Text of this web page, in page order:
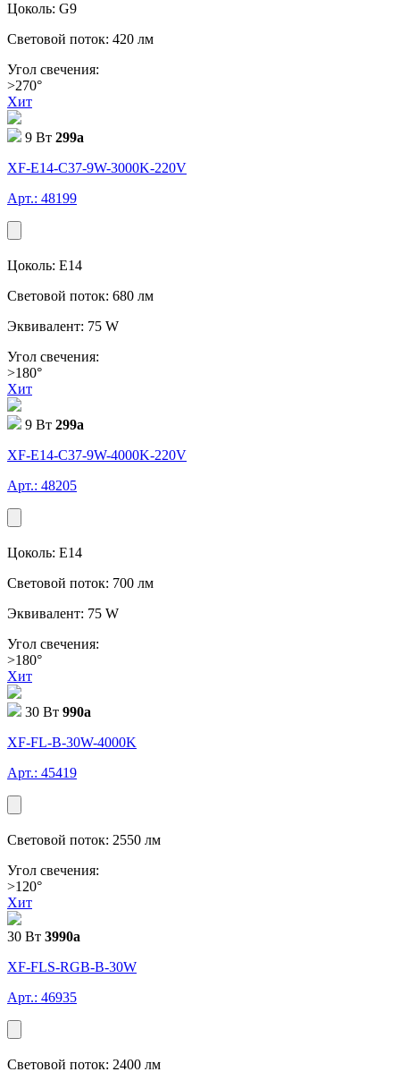
Цоколь: G9
Световой поток: 420 лм
Угол свечения:
>270°
Хит
9 Вт 299a
XF-E14-C37-9W-3000K-220V
Арт.: 48199
Цоколь: E14
Световой поток: 680 лм
Эквивалент: 75 W
Угол свечения:
>180°
Хит
9 Вт 299a
XF-E14-C37-9W-4000K-220V
Арт.: 48205
Цоколь: E14
Световой поток: 700 лм
Эквивалент: 75 W
Угол свечения:
>180°
Хит
30 Вт 990a
XF-FL-В-30W-4000K
Арт.: 45419
Световой поток: 2550 лм
Угол свечения:
>120°
Хит
30 Вт 3990a
XF-FLS-RGB-В-30W
Арт.: 46935
Световой поток: 2400 лм